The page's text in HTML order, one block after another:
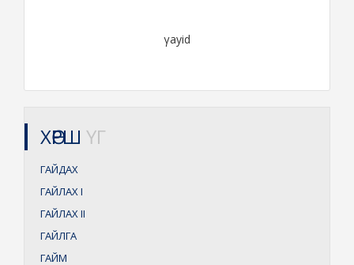
γayid
ХӨРШ ҮГ
ГАЙДАХ
ГАЙЛАХI
ГАЙЛАХII
ГАЙЛГА
ГАЙМ